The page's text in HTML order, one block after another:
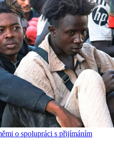
o spolupráci s přijímáním